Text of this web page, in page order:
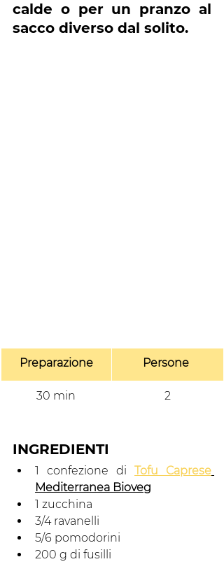
calde o per un pranzo al
sacco diverso dal solito.
Preparazione Persone
30 min 2
INGREDIENTI
1 confezione di Tofu Caprese
Mediterranea Bioveg
1 zucchina
3/4 ravanelli
5/6 pomodorini
200 g di fusilli